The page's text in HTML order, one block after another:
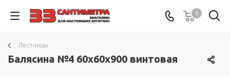
0
Лестницы
Балясина №4 60х60x900 винтовая